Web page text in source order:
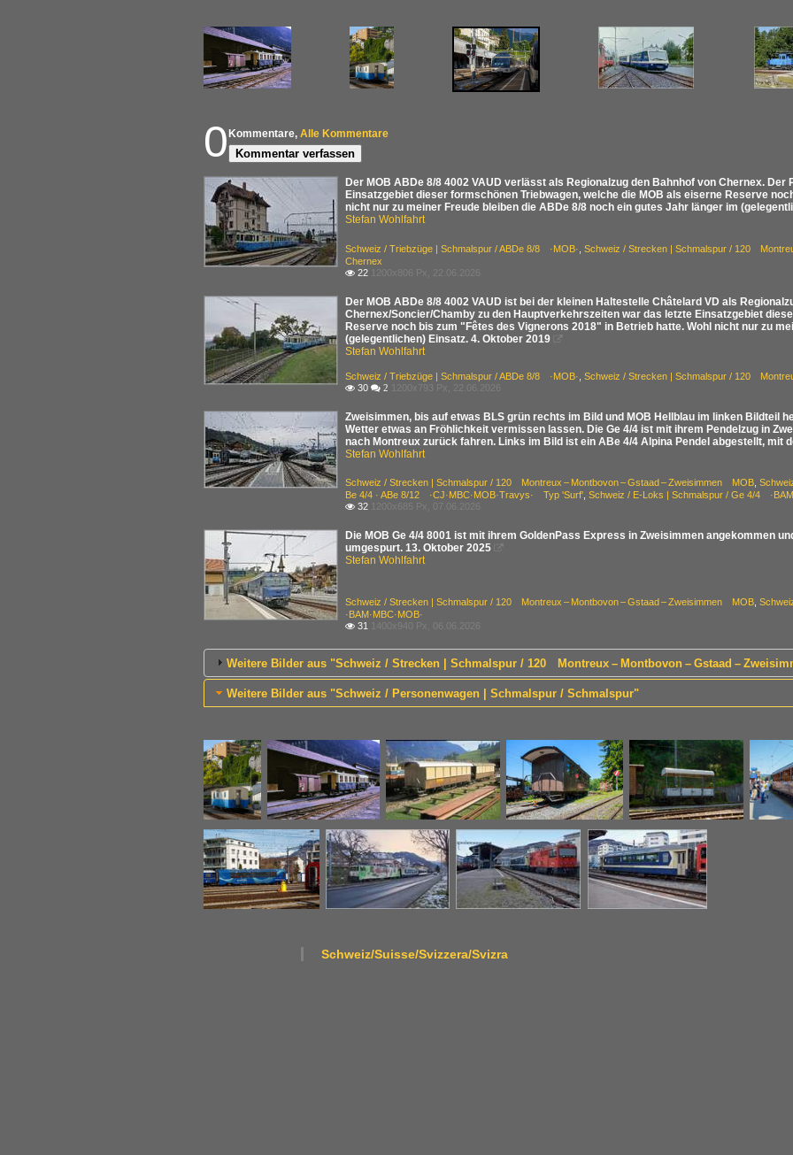
0 Kommentare, Alle Kommentare
Kommentar verfassen
Der MOB ABDe 8/8 4002 VAUD verlässt als Regionalzug den Bahnhof von Chernex.
Einsatzgebiet dieser formschönen Triebwagen, welche die MOB als eiserne Reserve
nicht nur zu meiner Freude bleiben die ABDe 8/8 noch ein gutes Jahr länger im
Stefan Wohlfahrt
Schweiz / Triebzüge | Schmalspur / ABDe 8/8 ·MOB· Schweiz / Strecken | Schmalspur / 120
Chernex
 22 1200x806 Px, 22.06.2026
Der MOB ABDe 8/8 4002 VAUD ist bei der kleinen Haltestelle Châtelard VD als
Chernex/Soncier/Chamby zu den Hauptverkehrszeiten war das letzte Einsatzgebiet
Reserve noch bis zum "Fêtes des Vignerons 2018" in Betrieb hatte. Wohl nicht nur zu
(gelegentlichen) Einsatz. 4. Oktober 2019

Stefan Wohlfahrt
Schweiz / Triebzüge | Schmalspur / ABDe 8/8 ·MOB· Schweiz / Strecken | Schmalspur / 120
 30  2 1200x793 Px, 22.06.2026
Zweisimmen, bis auf etwas BLS grün rechts im Bild und MOB Hellblau im linken Bildteil
Wetter etwas an Fröhlichkeit vermissen lassen. Die Ge 4/4 ist mit ihrem Pendelzug in
nach Montreux zurück fahren. Links im Bild ist ein ABe 4/4 Alpina Pendel abgestellt, mit
Stefan Wohlfahrt
Schweiz / Strecken | Schmalspur / 120 Montreux – Montbovon – Gstaad – Zweisimmen MOB
Be 4/4 · ABe 8/12 ·CJ·MBC·MOB·Travys· Typ 'Surf' Schweiz / E-Loks | Schmalspur / Ge 4/4
 32 1200x685 Px, 07.06.2026
Die MOB Ge 4/4 8001 ist mit ihrem GoldenPass Express in Zweisimmen angekommen
umgespurt. 13. Oktober 2025

Stefan Wohlfahrt
Schweiz / Strecken | Schmalspur / 120 Montreux – Montbovon – Gstaad – Zweisimmen MOB
·BAM·MBC·MOB·
 31 1400x940 Px, 06.06.2026
Weitere Bilder aus "Schweiz / Strecken | Schmalspur / 120 Montreux – Montbovon – Gstaad –
Weitere Bilder aus "Schweiz / Personenwagen | Schmalspur / Schmalspur"
Schweiz/Suisse/Svizzera/Svizra